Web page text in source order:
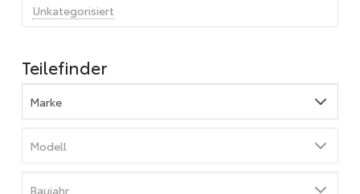
Unkategorisiert
Teilefinder